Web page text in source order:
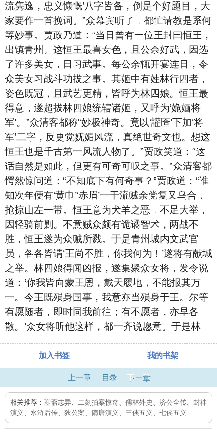
流隽逸，忠义慷慨’八字皆备，倒是个好题目，大
家要作一首挽词。”众幕宾听了，都忙请教是系何
等妙事。贾政乃道：“当日曾有一位王封曰恒王，
出镇青州。这恒王最喜女色，且公余好武，因选
了许多美女，日习武事。每公余辄开宴连日，令
众美女习战斗功拔之事。其姬中有姓林行四者，
姿色既冠，且武艺更精，皆呼为林四娘。恒王最
得意，遂超拔林四娘统辖诸姬，又呼为‘姽婳将
军’。”众清客都称“妙极神奇。竟以‘讙匼’下加‘将
军’二字，反更觉妩媚风流，真绝世奇文也。想这
恒王也是千古第一风流人物了。”贾政笑道：“这
话自然是如此，但更有可奇可叹之事。”众清客都
愕然惊问道：“不知底下有何奇事？”贾政道：“谁
知次年便有‘黄巾’‘赤眉’一干流贼余党复又乌合，
抢掠山左一带。恒王意为犬羊之恶，不足大举，
因轻骑前剿。不意贼众颇有诡谲智术，两战不
胜，恒王遂为众贼所戮。于是青州城内文武官
员，各各皆谓‘王尚不胜，你我何为！’遂将有献城
之举。林四娘得闻凶报，遂集聚众女将，发令说
道：‘你我皆向蒙王恩，戴天履地，不能报其万
一。今王既殒身国事，我意亦当殒身于王。尔等
有愿随者，即时同我前往；有不愿者，亦早各
散。’众女将听他这样，都一齐说愿意。于是林
加入书签 我的书架
上一章 目录 下一章
相关推荐： 聊斋志异 二刻拍案惊奇 儒林外史 济公全传
封神
演义
水浒后传 狄公案 隋唐演义 三侠五义 七侠五义